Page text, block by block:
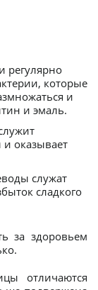
регулярно
которые
и
и эмаль.
оказывает
служат
сладкого
за здоровьем
отличаются